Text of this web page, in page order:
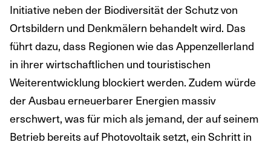
Initiative neben der Biodiversität der Schutz von
Ortsbildern und Denkmälern behandelt wird. Das
führt dazu, dass Regionen wie das Appenzellerland
in ihrer wirtschaftlichen und touristischen
Weiterentwicklung blockiert werden. Zudem würde
der Ausbau erneuerbarer Energien massiv
erschwert, was für mich als jemand, der auf seinem
Betrieb bereits auf Photovoltaik setzt, ein Schritt in